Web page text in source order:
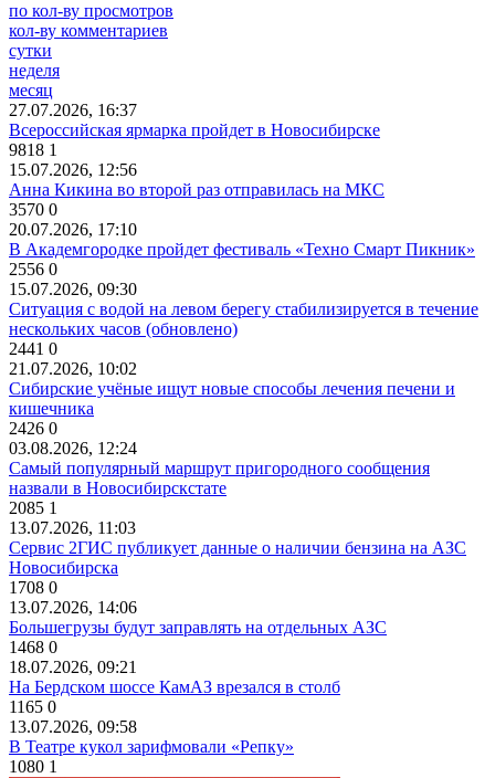
по кол-ву просмотров
кол-ву комментариев
сутки
неделя
месяц
27.07.2026, 16:37
Всероссийская ярмарка пройдет в Новосибирске
9818 1
15.07.2026, 12:56
Анна Кикина во второй раз отправилась на МКС
3570 0
20.07.2026, 17:10
В Академгородке пройдет фестиваль «Техно Смарт Пикник»
2556 0
15.07.2026, 09:30
Ситуация с водой на левом берегу стабилизируется в течение
нескольких часов (обновлено)
2441 0
21.07.2026, 10:02
Сибирские учёные ищут новые способы лечения печени и
кишечника
2426 0
03.08.2026, 12:24
Самый популярный маршрут пригородного сообщения
назвали в Новосибирскстате
2085 1
13.07.2026, 11:03
Сервис 2ГИС публикует данные о наличии бензина на АЗС
Новосибирска
1708 0
13.07.2026, 14:06
Большегрузы будут заправлять на отдельных АЗС
1468 0
18.07.2026, 09:21
На Бердском шоссе КамАЗ врезался в столб
1165 0
13.07.2026, 09:58
В Театре кукол зарифмовали «Репку»
1080 1